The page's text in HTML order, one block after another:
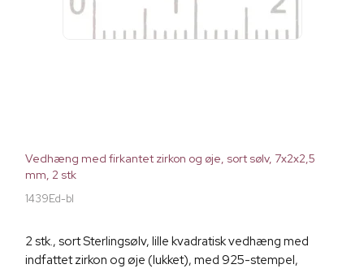
Vedhæng med firkantet zirkon og øje, sort sølv, 7x2x2,5
mm, 2 stk
1439Ed-bl
2 stk., sort Sterlingsølv, lille kvadratisk vedhæng med
indfattet zirkon og øje (lukket), med 925-stempel,